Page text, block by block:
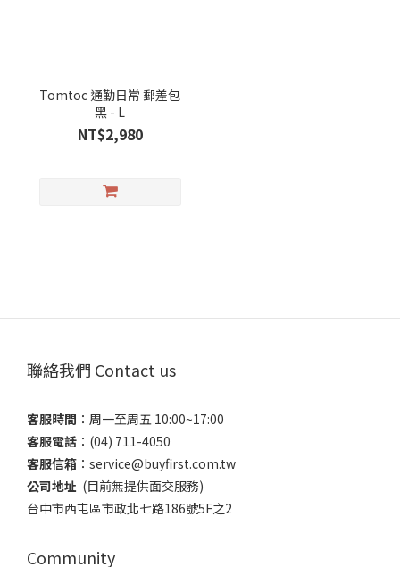
Tomtoc 通勤日常 郵差包
黑 - L
NT$2,980
聯絡我們 Contact us
客服時間 ：​周一至周五 10:00~17:00
客服電話 ​：(04) 711-4050
客服信箱 ：​service@buyfirst.com.tw
公司地址 (目前無提供面交服務) ​
台中市西屯區市政北七路186號5F之2
Community